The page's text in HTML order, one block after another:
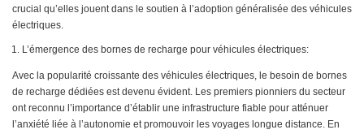
crucial qu’elles jouent dans le soutien à l’adoption généralisée des véhicules
électriques.
L’émergence des bornes de recharge pour véhicules électriques:
Avec la popularité croissante des véhicules électriques, le besoin de bornes
de recharge dédiées est devenu évident. Les premiers pionniers du secteur
ont reconnu l’importance d’établir une infrastructure fiable pour atténuer
l’anxiété liée à l’autonomie et promouvoir les voyages longue distance. En